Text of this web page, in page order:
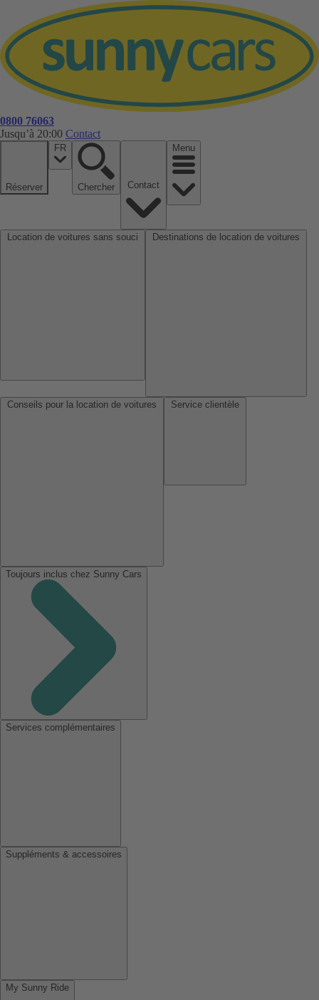
0800 76063
Jusqu’à 20:00 Contact
Réserver
FR
Chercher
Menu
Toujours inclus chez Sunny Cars
Services complémentaires
Suppléments & accessoires
My Sunny Ride